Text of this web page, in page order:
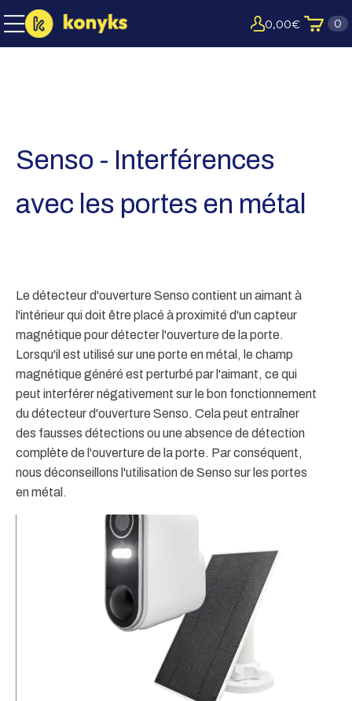
0,00€ 0
Senso - Interférences
avec les portes en métal
Le détecteur d'ouverture Senso contient un aimant à
l'intérieur qui doit être placé à proximité d'un capteur
magnétique pour détecter l'ouverture de la porte.
Lorsqu'il est utilisé sur une porte en métal, le champ
magnétique généré est perturbé par l'aimant, ce qui
peut interférer négativement sur le bon fonctionnement
du détecteur d'ouverture Senso. Cela peut entraîner
des fausses détections ou une absence de détection
complète de l'ouverture de la porte. Par conséquent,
nous déconseillons l'utilisation de Senso sur les portes
en métal.